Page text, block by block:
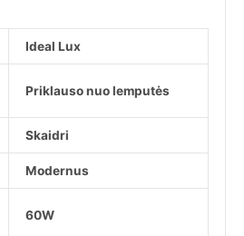
Ideal Lux
Priklauso nuo lemputės
Skaidri
Modernus
60W